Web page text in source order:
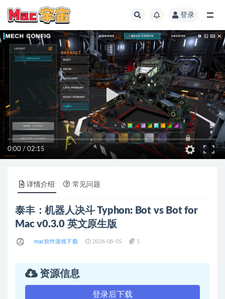
登录
0:00 / 02:15
详情介绍 常见问题
泰丰：机器人决斗 Typhon: Bot vs Bot for
Mac v0.3.0 英文原生版
mac软件游戏下载 2026-08-05 5
资源信息
登录后下载